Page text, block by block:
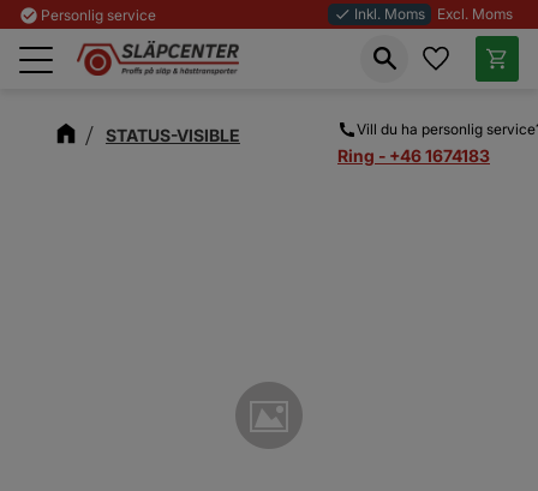
Meny
check_circle Personlig service done Inkl. Moms Excl. Moms
Vill du ha personlig
Ring - +46 1674183
Favoriter
STATUS-VISIBLE